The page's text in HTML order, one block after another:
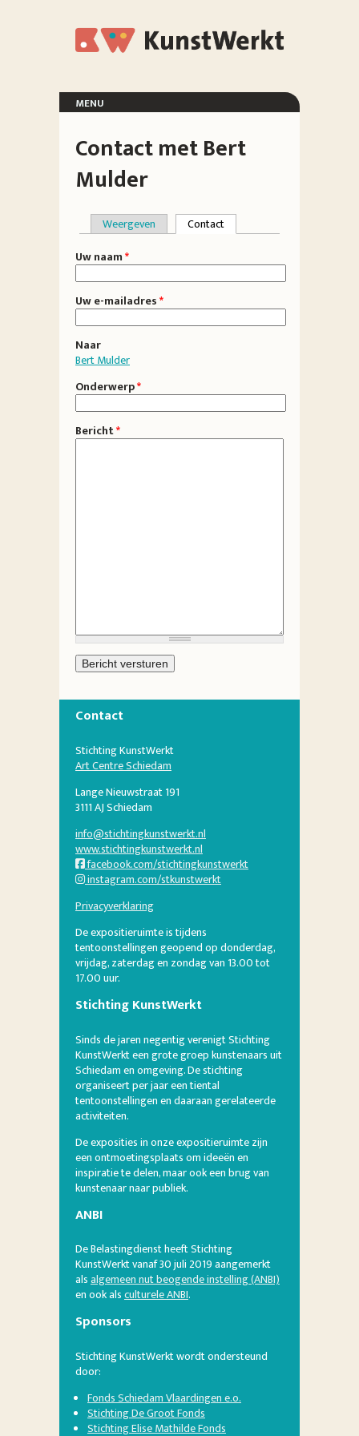
KunstWerkt
menu
exposities
organisatie
deelnemers
locatie
Contact met Bert
Mulder
Primaire tabs
Weergeven Contact
Uw naam*
Uw e-mailadres*
Naar
Bert Mulder
Onderwerp*
Bericht*
Contact
Stichting KunstWerkt
Art Centre Schiedam
Lange Nieuwstraat 191
3111 AJ Schiedam
info@stichtingkunstwerkt.nl
www.stichtingkunstwerkt.nl
facebook.com/stichtingkunstwerkt
instagram.com/stkunstwerkt
Privacyverklaring
De expositieruimte is tijdens
tentoonstellingen geopend op donderdag,
vrijdag, zaterdag en zondag van 13.00 tot
17.00 uur.
Stichting KunstWerkt
Sinds de jaren negentig verenigt Stichting
KunstWerkt een grote groep kunstenaars uit
Schiedam en omgeving. De stichting
organiseert per jaar een tiental
tentoonstellingen en daaraan gerelateerde
activiteiten.
De exposities in onze expositieruimte zijn
een ontmoetingsplaats om ideeën en
inspiratie te delen, maar ook een brug van
kunstenaar naar publiek.
ANBI
De Belastingdienst heeft Stichting
KunstWerkt vanaf 30 juli 2019 aangemerkt
alsalgemeen nut beogende instelling (ANBI)
en ook alsculturele ANBI.
Sponsors
Stichting KunstWerkt wordt ondersteund
door:
Fonds Schiedam Vlaardingen e.o.
Stichting De Groot Fonds
Stichting Elise Mathilde Fonds